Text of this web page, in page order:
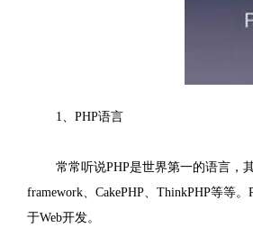
1、PHP语言
常常听说PHP是世界第一的语言，
framework、CakePHP、ThinkPHP等等
于Web开发。